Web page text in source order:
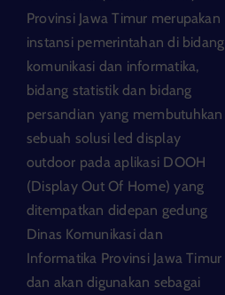
Provinsi Jawa Timur merupakan
instansi pemerintahan di bidang
komunikasi dan informatika,
bidang statistik dan bidang
persandian yang membutuhkan
sebuah solusi led display
outdoor pada aplikasi DOOH
(Display Out Of Home) yang
ditempatkan didepan gedung
Dinas Komunikasi dan
Informatika Provinsi Jawa Timur
dan akan digunakan sebagai